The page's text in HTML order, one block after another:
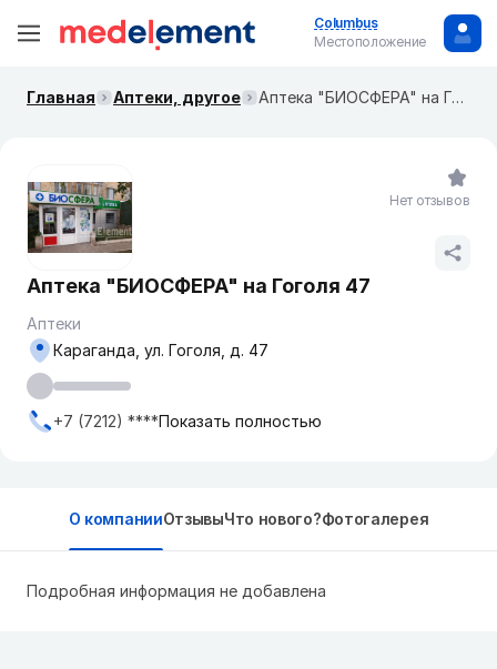
Columbus
Местоположение
Главная Аптеки, другое Аптека "БИОСФЕРА" на Гоголя 47
Аптека "БИОСФЕРА" на Гоголя 47
Аптеки
Караганда, ул. Гоголя, д. 47
+7 (7212) ****Показать полностью
Нет отзывов
О компанииОтзывыЧто нового?Фотогалерея
Подробная информация не добавлена